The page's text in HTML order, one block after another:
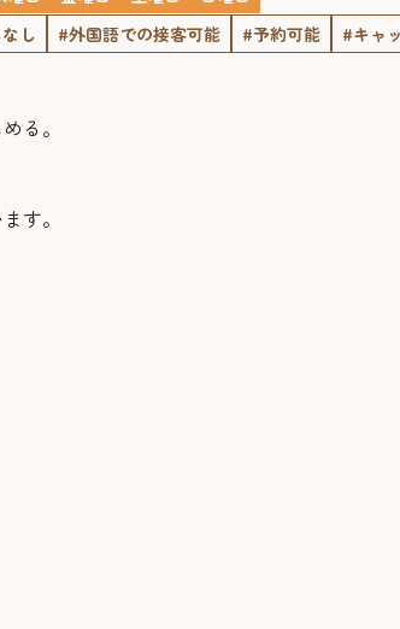
し #外国語での接客可能 #予約可能 #キャ
る。
す。